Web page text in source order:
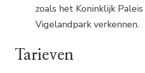
zoals het Koninklijk
Vigelandpark verkennen.
Tarieven